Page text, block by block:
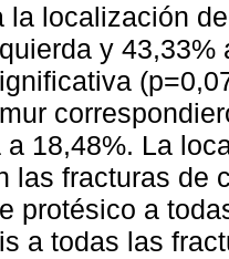
la localización
y
a 18,48%. La
las fracturas de
protésico a
a todas las